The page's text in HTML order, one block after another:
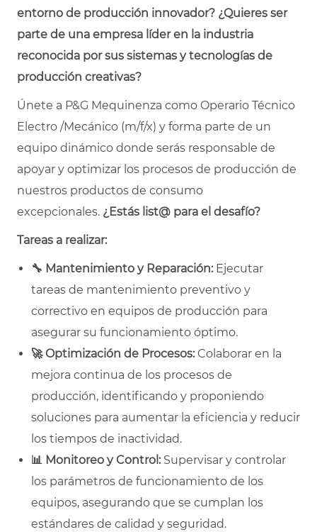
entorno de producción innovador? ¿Quieres ser
parte de una empresa líder en la industria
reconocida por sus sistemas y tecnologías de
producción creativas?
Únete a P&G Mequinenza como Operario Técnico
Electro /Mecánico (m/f/x) y forma parte de un
equipo dinámico donde serás responsable de
apoyar y optimizar los procesos de producción de
nuestros productos de consumo
excepcionales. ¿Estás list@ para el desafío?
Tareas a realizar:
🔧 Mantenimiento y Reparación:Ejecutar
tareas de mantenimiento preventivo y
correctivo en equipos de producción para
asegurar su funcionamiento óptimo.
🚀 Optimización de Procesos:Colaborar en la
mejora continua de los procesos de
producción, identificando y proponiendo
soluciones para aumentar la eficiencia y reducir
los tiempos de inactividad.
📊 Monitoreo y Control:Supervisar y controlar
los parámetros de funcionamiento de los
equipos, asegurando que se cumplan los
estándares de calidad y seguridad.